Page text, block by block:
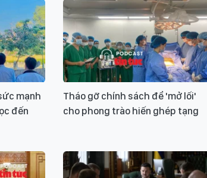
mạnh
đến
Tháo gỡ chính sách để 'mở lối'
cho phong trào hiến ghép tạng